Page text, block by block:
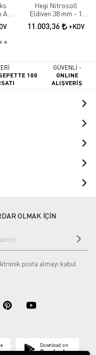
Hegi Nitrosoll
Eldiven 38 mm - 1
KOLİ 144 ÇİFT
11.003,36 +KDV
100
GÜVENLİ -
ONLINE
ALIŞVERİŞ
OLMAK İÇİN
posta almayı kabul
Download on
Google play